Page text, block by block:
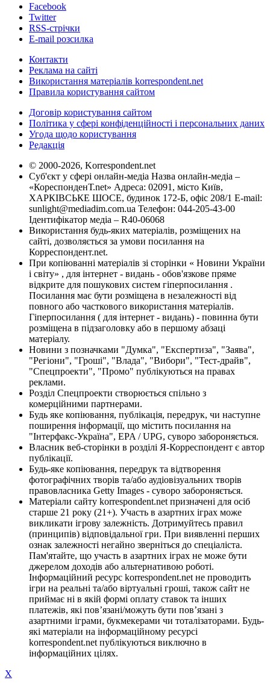
Facebook
Twitter
RSS-стрічки
E-mail розсилка
Контакти
Реклама на сайті
Використання матеріалів korrespondent.net
Правила користування сайтом
Договір користування сайтом
Політика у сфері конфіденційності і персональних даних
Угода щодо користування
Редакція
© 2000-2026, Korrespondent.net
Суб'єкт у сфері онлайн-медіа Назва онлайн-медіа –
«КореспонденТ.net» Адреса: 02091, місто Київ,
ХАРКІВСЬКЕ ШОСЕ, будинок 172-Б, офіс 208/1 E-mail:
sunlight@mediadim.com.ua Телефон: 044-205-43-00
Ідентифікатор медіа – R40-06068
Використання будь-яких матеріалів, розміщених на
сайті, дозволяється за умови посилання на
Корреспондент.net.
При копіюванні матеріалів зі сторінки « Новини України
і світу» , для інтернет - видань - обов'язкове пряме
відкрите для пошукових систем гіперпосилання .
Посилання має бути розміщена в незалежності від
повного або часткового використання матеріалів.
Гіперпосилання ( для інтернет - видань) - повинна бути
розміщена в підзаголовку або в першому абзаці
матеріалу.
Новини з позначками "Думка", "Експертиза", "Заява",
"Регіони", "Гроші", "Влада", "Вибори", "Тест-драйв",
"Спецпроекти", "Промо" публікуються на правах
реклами.
Розділ Спецпроекти створюється спільно з
комерційними партнерами.
Будь яке копіювання, публікація, передрук, чи наступне
поширення інформації, що містить посилання на
"Інтерфакс-Україна", EPA / UPG, суворо забороняється.
Власник веб-сторінки в розділі Я-Корреспондент є автор
публікації.
Будь-яке копіювання, передрук та відтворення
фотографічних творів та/або аудіовізуальних творів
правовласника Getty Images - суворо забороняється.
Матеріали сайту korrespondent.net призначені для осіб
старше 21 року (21+). Участь в азартних іграх може
викликати ігрову залежність. Дотримуйтесь правил
(принципів) відповідальної гри. При виявленні перших
ознак залежності негайно зверніться до спеціаліста.
Пам'ятайте, що участь в азартних іграх не може бути
джерелом доходів або альтернативою роботі.
Інформаційний ресурс korrespondent.net не проводить
ігри на реальні та/або віртуальні гроші, також сайт не
приймає ні в якій формі оплату ставок та інших
платежів, які пов’язані/можуть бути пов’язані з
азартними іграми, букмекерами чи тоталізаторами. Будь-
які матеріали на інформаційному ресурсі
korrespondent.net публікуються виключно в
інформаційних цілях.
X